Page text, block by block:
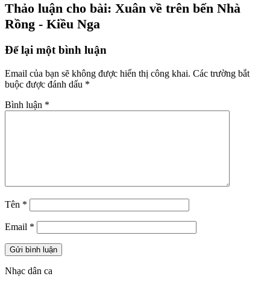
Thảo luận cho bài: Xuân về trên bến Nhà
Rồng - Kiều Nga
Để lại một bình luận
Email của bạn sẽ không được hiển thị công khai. Các trường bắt
buộc được đánh dấu *
Bình luận *
Tên *
Email *
Nhạc dân ca